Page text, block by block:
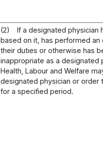
(2)
If a designated physician
based on it, has performed
their duties or otherwise has
inappropriate as a designated
Health, Labour and Welfare
designated physician or order
for a specified period.